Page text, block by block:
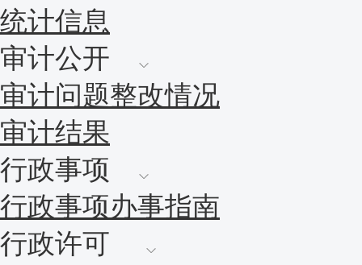
统计信息
审计公开
审计问题整改情况
审计结果
行政事项
行政事项办事指南
行政许可